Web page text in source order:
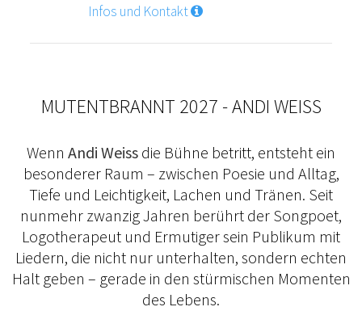
Infos und Kontakt
MUTENTBRANNT 2027 - ANDI WEISS
Wenn Andi Weiss die Bühne betritt, entsteht ein
besonderer Raum – zwischen Poesie und Alltag,
Tiefe und Leichtigkeit, Lachen und Tränen. Seit
nunmehr zwanzig Jahren berührt der Songpoet,
Logotherapeut und Ermutiger sein Publikum mit
Liedern, die nicht nur unterhalten, sondern echten
Halt geben – gerade in den stürmischen Momenten
des Lebens.